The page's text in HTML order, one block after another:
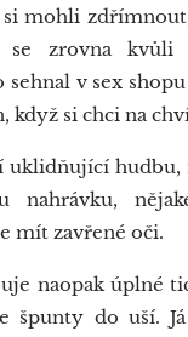
si mohli
zrovna kvůli
sehnal v sex
když si chci na
hudbu,
nahrávku,
mít zavřené oči.
naopak úplné
špunty do uší.